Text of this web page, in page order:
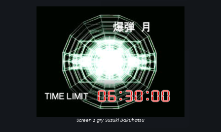
Screen z gry Suzuki Bakuhatsu